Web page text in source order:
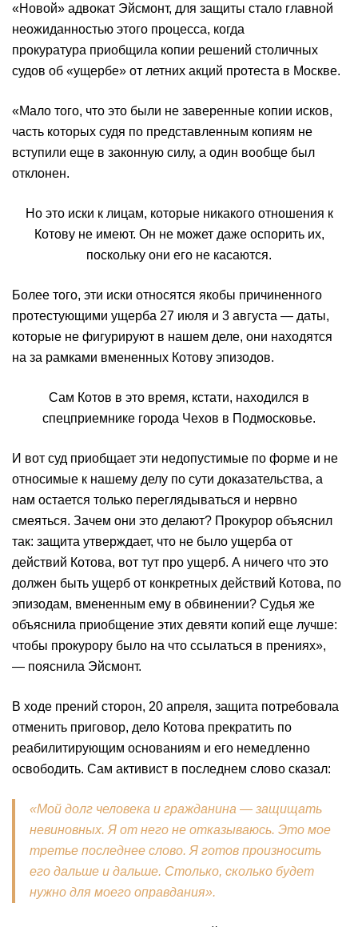
«Новой» адвокат Эйсмонт, для защиты стало главной
неожиданностью этого процесса, когда
прокуратура приобщила копии решений столичных
судов об «ущербе» от летних акций протеста в Москве.
«Мало того, что это были не заверенные копии исков,
часть которых судя по представленным копиям не
вступили еще в законную силу, а один вообще был
отклонен.
Но это иски к лицам, которые никакого отношения к
Котову не имеют. Он не может даже оспорить их,
поскольку они его не касаются.
Более того, эти иски относятся якобы причиненного
протестующими ущерба 27 июля и 3 августа — даты,
которые не фигурируют в нашем деле, они находятся
на за рамками вмененных Котову эпизодов.
Сам Котов в это время, кстати, находился в
спецприемнике города Чехов в Подмосковье.
И вот суд приобщает эти недопустимые по форме и не
относимые к нашему делу по сути доказательства, а
нам остается только переглядываться и нервно
смеяться. Зачем они это делают? Прокурор объяснил
так: защита утверждает, что не было ущерба от
действий Котова, вот тут про ущерб. А ничего что это
должен быть ущерб от конкретных действий Котова, по
эпизодам, вмененным ему в обвинении? Судья же
объяснила приобщение этих девяти копий еще лучше:
чтобы прокурору было на что ссылаться в прениях»,
— пояснила Эйсмонт.
В ходе прений сторон, 20 апреля, защита потребовала
отменить приговор, дело Котова прекратить по
реабилитирующим основаниям и его немедленно
освободить. Сам активист в последнем слово сказал:
«Мой долг человека и гражданина — защищать
невиновных. Я от него не отказываюсь. Это мое
третье последнее слово. Я готов произносить
его дальше и дальше. Столько, сколько будет
нужно для моего оправдания».